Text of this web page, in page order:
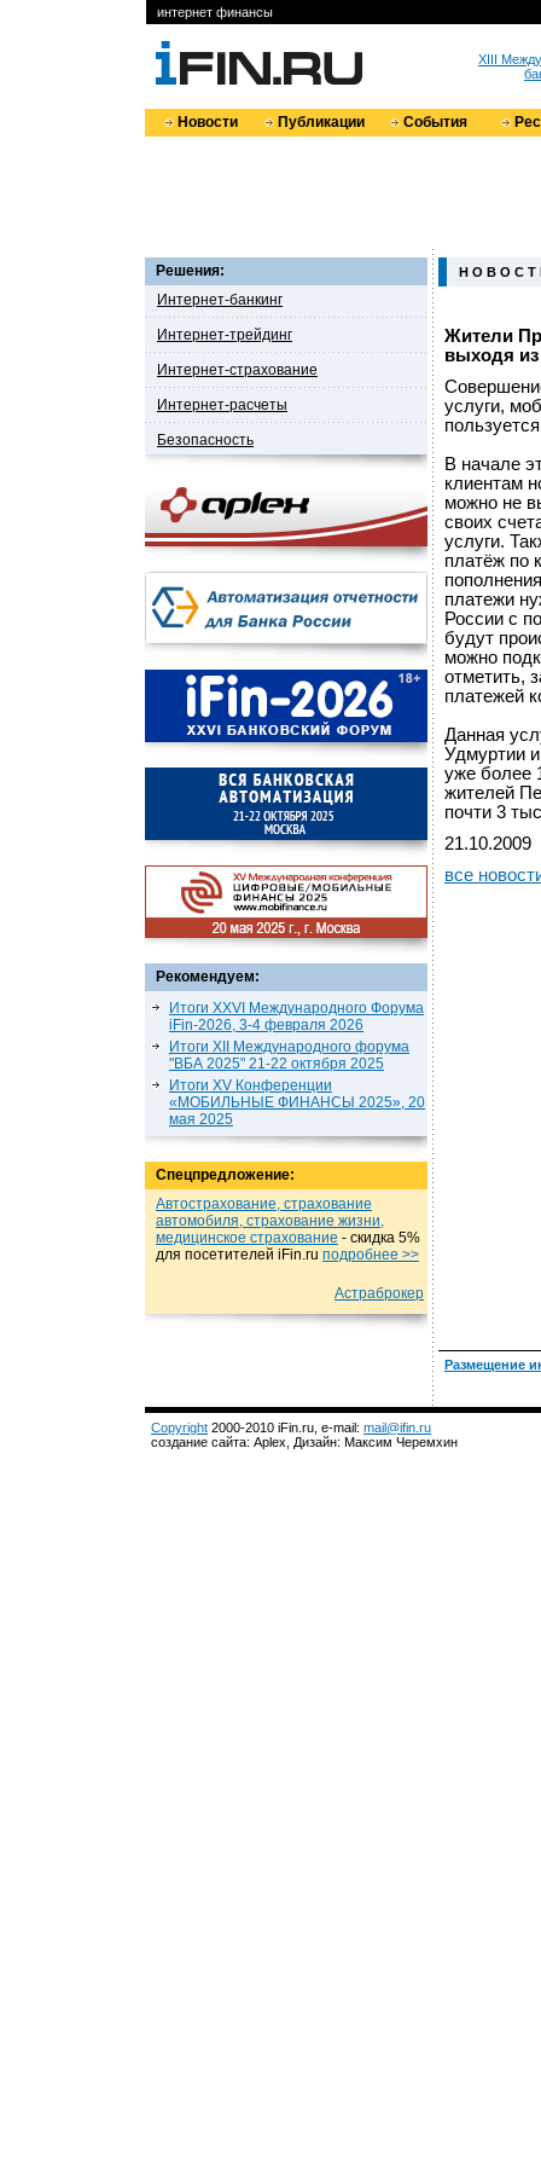
интернет финансы
XIII
Новости Публикации События
Решения:
Интернет-банкинг
Интернет-трейдинг
Интернет-страхование
Интернет-расчеты
Безопасность
Рекомендуем:
Итоги XXVI Международного Форума
iFin-2026, 3-4 февраля 2026
Итоги XII Международного форума
"ВБА 2025" 21-22 октября 2025
Итоги XV Конференции
«МОБИЛЬНЫЕ ФИНАНСЫ 2025», 20
мая 2025
Спецпредложение:
Автострахование, страхование
автомобиля, страхование жизни,
медицинское страхование - cкидка 5%
для посетителей iFin.ru подробнеe >>
Астраброкер
Н О В О С Т
Жители
выходя
услуги,
В начале
клиентам
можно не
своих
услуги.
платёж по
платежи
России с
будут
можно
отметить,
платежей
Данная
Удмуртии
уже более
жителей
почти 3
21.10.2009
все
Размещение
Copyright 2000-2010 iFin.ru, e-mail: mail@ifin.ru
создание сайта: Aplex, Дизайн: Максим Черемхин